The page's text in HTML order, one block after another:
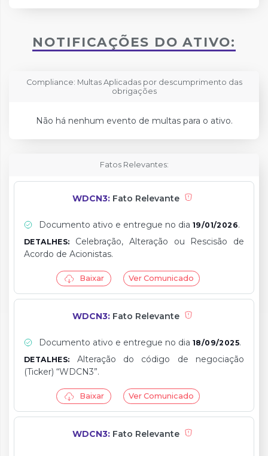
NOTIFICAÇÕES DO ATIVO:
Compliance: Multas Aplicadas por descumprimento das
obrigações
Não há nenhum evento de multas para o ativo.
Fatos Relevantes:
WDCN3: Fato Relevante
Documento ativo e entregue no dia 19/01/2026.
DETALHES:
Celebração, Alteração ou Rescisão de
Acordo de Acionistas.
Baixar Ver Comunicado
WDCN3: Fato Relevante
Documento ativo e entregue no dia 18/09/2025.
DETALHES:
Alteração do código de negociação
(Ticker) “WDCN3”.
Baixar Ver Comunicado
WDCN3: Fato Relevante